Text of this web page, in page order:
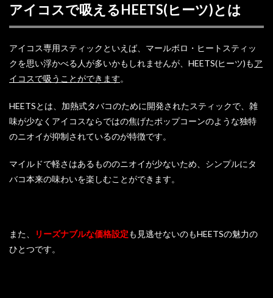
アイコスで吸えるHEETS(ヒーツ)とは
アイコス専用スティックといえば、マールボロ・ヒートスティッ
クを思い浮かべる人が多いかもしれませんが、HEETS(ヒーツ)もア
イコスで吸うことができます。
HEETSとは、加熱式タバコのために開発されたスティックで、雑
味が少なくアイコスならではの焦げたポップコーンのような独特
のニオイが抑制されているのが特徴です。
マイルドで軽さはあるもののニオイが少ないため、シンプルにタ
バコ本来の味わいを楽しむことができます。
また、 リーズナブルな価格設定も 見逃せないのもHEETSの魅力の
ひとつです。